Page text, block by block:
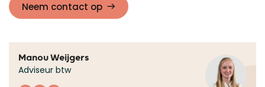
Neem contact op
Manou Weijgers
Adviseur btw